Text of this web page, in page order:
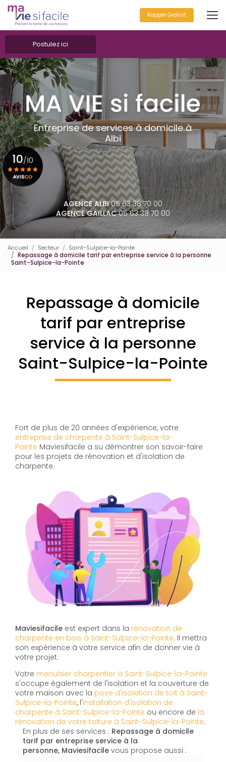
Aller
au
contenu
principal
Postulez ici
Rappel Gratuit
Entreprise de services à domicile à
Albi
AGENCE ALBI05 63 38 70 00
AGENCE GAILLAC05 63 38 70 00
10/10
Voir le certificat
Accueil Secteur
Saint-Sulpice-la-Pointe
Repassage à domicile tarif par entreprise service à la personne
Saint-Sulpice-la-Pointe
Repassage à domicile
tarif par entreprise
service à la personne
Saint-Sulpice-la-Pointe
Fort de plus de 20 années d'expérience, votre
entreprise de charpente à Saint-Sulpice-la-
Pointe Maviesifacile a su démontrer son savoir-faire
pour les projets de rénovation et d'isolation de
charpente.
Maviesifacile est expert dans la rénovation de
charpente en bois à Saint-Sulpice-la-Pointe. Il mettra
son expérience à votre service afin de donner vie à
votre projet.
Votre menuisier charpentier à Saint-Sulpice-la-Pointe
s'occupe également de l'isolation et la couverture de
votre maison avec la pose d'isolation de toit à Saint-
Sulpice-la-Pointe, l'installation d'isolation de
charpente à Saint-Sulpice-la-Pointe ou encore de la
rénovation de votre toiture à Saint-Sulpice-la-Pointe.
En plus de ses services : Repassage à domicile
tarif par entreprise service à la
personne, Maviesifacile vous propose aussi :